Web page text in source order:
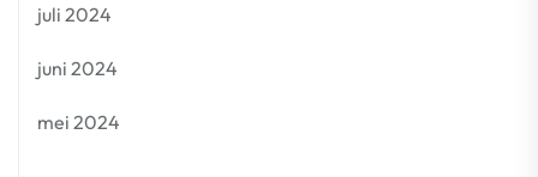
juli 2024
juni 2024
mei 2024